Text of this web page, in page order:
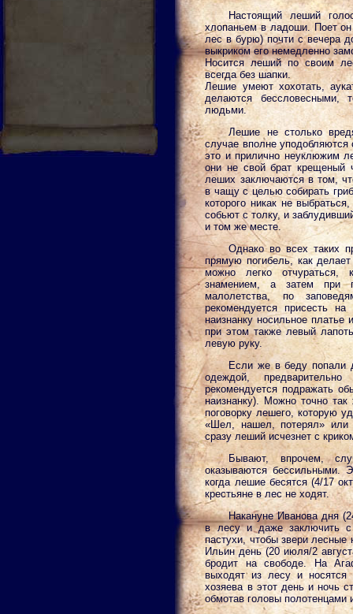
Настоящий леший
хлопаньем в ладоши. Поет
лес в бурю) почти с вечера
выкриком его немедленно
Носится леший по своим
всегда без шапки.
Лешие умеют хохотать,
делаются бессловесными,
людьми.
Лешие не столько
случае вполне
это и прилично неуклюжим
они не свой брат крещеный
леших заключаются в том,
в чащу с целью собирать
которого никак не
собьют с толку, и
и том же месте.
Однако во всех таких
прямую погибель, как
можно легко отчураться,
знамением, а затем при
малолетства, по
рекомендуется присесть
наизнанку носильное
при этом также левый
левую руку.
Если же в беду попали
одеждой,
рекомендуется подражать
наизнанку). Можно точно
поговорку лешего, которую
«Шел, нашел, потерял» или
сразу леший исчезнет с
Бывают, впрочем,
оказываются бессильными.
когда лешие бесятся (4/17
крестьяне в лес не ходят.
Накануне Иванова дня
в лесу и даже заключить с
пастухи, чтобы звери
Ильин день (20 июля/2
бродит на свободе. На
выходят из лесу и носятся
хозяева в этот день и ночь
обмотав головы полотенцами